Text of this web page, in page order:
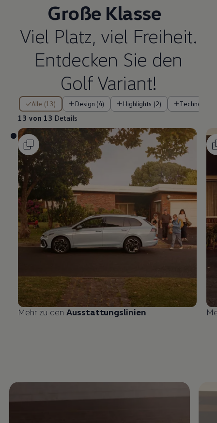
Große Klasse
Viel Platz, viel Freiheit.
Entdecken Sie den
Golf Variant!
Alle (13) Design (4) Highlights (2)
13 von 13 Details
13 von 13 Details
Mehr zu den Ausstattungslinien
Enable fullscreen mode